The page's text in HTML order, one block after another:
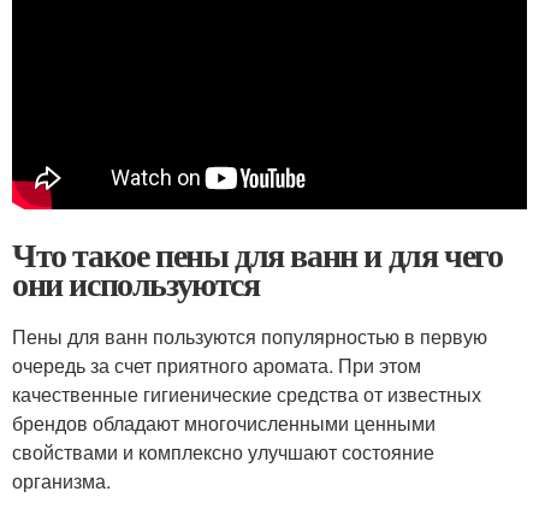
Что такое пены для ванн и для чего
они используются
Пены для ванн пользуются популярностью в первую
очередь за счет приятного аромата. При этом
качественные гигиенические средства от известных
брендов обладают многочисленными ценными
свойствами и комплексно улучшают состояние
организма.